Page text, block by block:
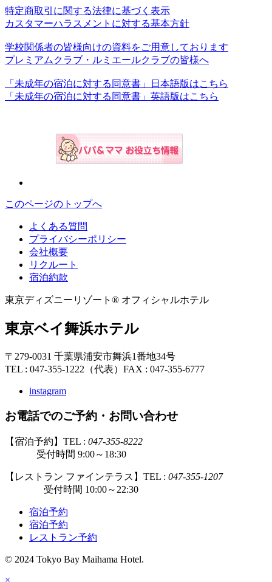
特定商取引に関する法律に基づく表示
カスタマーハラスメントに対する基本方針
学校関係者の皆様向けの資料をご用意しております
プレミアムクラブ・ルミエールクラブの皆様へ
「未成年の宿泊に対する同意書」日本語版はこちら
「未成年の宿泊に対する同意書」英語版はこちら
このページのトップへ
よくある質問
プライバシーポリシー
会社概要
リクルート
宿泊約款
東京ディズニーリゾート® オフィシャルホテル
東京ベイ舞浜ホテル
〒279-0031 千葉県浦安市舞浜1番地34号
TEL : 047-355-1222（代表） FAX : 047-355-6777
instagram
お電話でのご予約・お問い合わせ
【宿泊予約】TEL : 047-355-8222
受付時間 9:00～18:30
【レストラン ファインテラス】TEL : 047-355-1207
受付時間 10:00～22:30
宿泊予約
宿泊予約
レストラン予約
© 2024 Tokyo Bay Maihama Hotel.
×